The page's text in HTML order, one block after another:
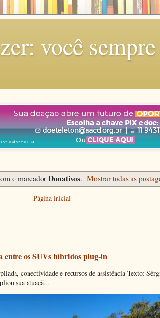
você
o marcador Donativos. Mostrar todas as
Página inicial
entre os SUVs híbridos plug-in
conectividade e recursos de assistência Texto:
sua atuaçã...